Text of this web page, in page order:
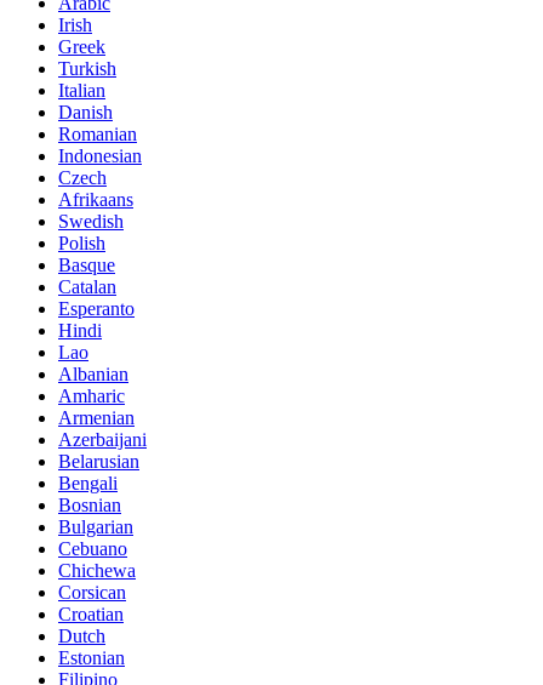
Irish
Greek
Turkish
Italian
Danish
Romanian
Indonesian
Czech
Afrikaans
Swedish
Polish
Basque
Catalan
Esperanto
Hindi
Lao
Albanian
Amharic
Armenian
Azerbaijani
Belarusian
Bengali
Bosnian
Bulgarian
Cebuano
Chichewa
Corsican
Croatian
Dutch
Estonian
Filipino